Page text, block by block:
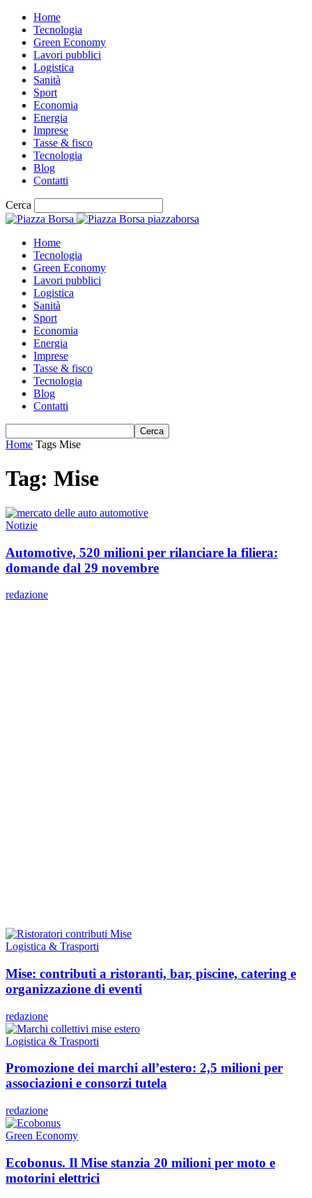
Home
Tecnologia
Green Economy
Lavori pubblici
Logistica
Sanità
Sport
Economia
Energia
Imprese
Tasse & fisco
Tecnologia
Blog
Contatti
Cerca
piazzaborsa
Home
Tecnologia
Green Economy
Lavori pubblici
Logistica
Sanità
Sport
Economia
Energia
Imprese
Tasse & fisco
Tecnologia
Blog
Contatti
Home Tags Mise
Tag: Mise
Notizie
Automotive, 520 milioni per rilanciare la filiera:
domande dal 29 novembre
redazione
Logistica & Trasporti
Mise: contributi a ristoranti, bar, piscine, catering e
organizzazione di eventi
redazione
Logistica & Trasporti
Promozione dei marchi all’estero: 2,5 milioni per
associazioni e consorzi tutela
redazione
Green Economy
Ecobonus. Il Mise stanzia 20 milioni per moto e
motorini elettrici